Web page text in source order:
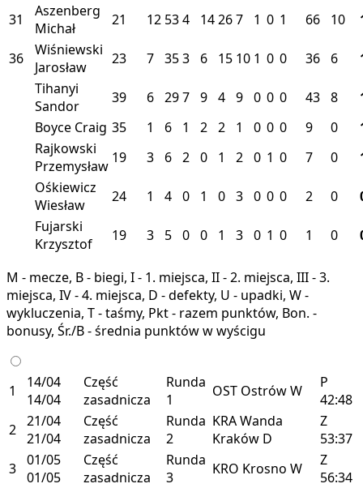
31
Aszenberg
Michał
21 12 534 14267 1 0 1 66 10
36
Wiśniewski
Jarosław
23 7 353 6 15 10 1 0 0 36 6
Tihanyi
Sandor
39 6 297 9 4 9 0 0 0 43 8
Boyce Craig 35 1 6 1 2 2 1 0 0 0 9 0
Rajkowski
Przemysław 19 3 6 2 0 1 2 0 1 0 7 0
Ośkiewicz
Wiesław
24 1 4 0 1 0 3 0 0 0 2 0
Fujarski
Krzysztof
19 3 5 0 0 1 3 0 1 0 1 0
M - mecze, B - biegi, I - 1. miejsca, II - 2. miejsca, III - 3.
miejsca, IV - 4. miejsca, D - defekty, U - upadki, W -
wykluczenia, T - taśmy, Pkt - razem punktów, Bon. -
bonusy, Śr./B - średnia punktów w wyścigu
1
14/04
14/04
Część
zasadnicza
Runda
1
OST OstrówW
P
42:48
2 21/04
21/04
Część
zasadnicza
Runda
2
KRAWanda
Kraków D
Z
53:37
3 01/05
01/05
Część
zasadnicza
Runda
3
KRO Krosno W
Z
56:34